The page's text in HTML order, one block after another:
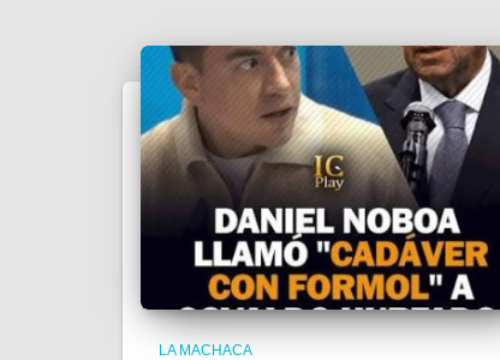
LA MACHACA